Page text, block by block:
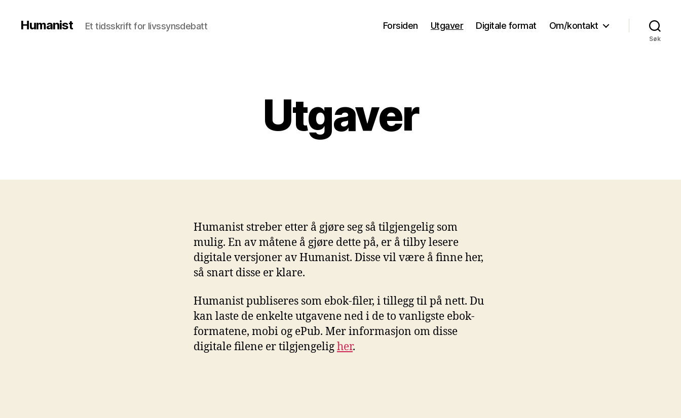
Humanist Et tidsskrift for livssynsdebatt Forsiden Utgaver Digitale format Om/kontakt
Søk
Utgaver
Humanist streber etter å gjøre seg så tilgjengelig som
mulig. En av måtene å gjøre dette på, er å tilby lesere
digitale versjoner av Humanist. Disse vil være å finne her,
så snart disse er klare.
Humanist publiseres som ebok-filer, i tillegg til på nett. Du
kan laste de enkelte utgavene ned i de to vanligste ebok-
formatene, mobi og ePub. Mer informasjon om disse
digitale filene er tilgjengeligher.